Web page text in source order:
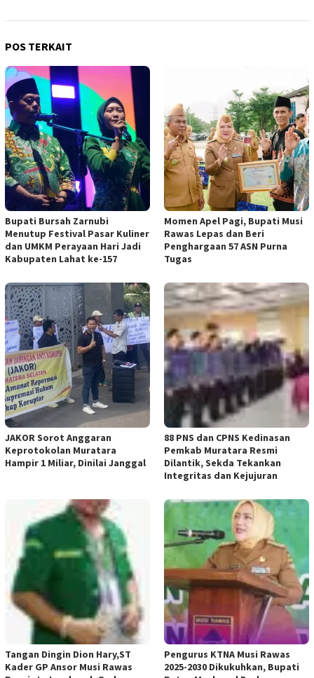
POS TERKAIT
Bupati Bursah Zarnubi
Menutup Festival Pasar Kuliner
dan UMKM Perayaan Hari Jadi
Kabupaten Lahat ke-157
Momen Apel Pagi, Bupati Musi
Rawas Lepas dan Beri
Penghargaan 57 ASN Purna
Tugas
JAKOR Sorot Anggaran
Keprotokolan Muratara
Hampir 1 Miliar, Dinilai Janggal
88 PNS dan CPNS Kedinasan
Pemkab Muratara Resmi
Dilantik, Sekda Tekankan
Integritas dan Kejujuran
Tangan Dingin Dion Hary,ST
Kader GP Ansor Musi Rawas
Pengurus KTNA Musi Rawas
2025-2030 Dikukuhkan, Bupati